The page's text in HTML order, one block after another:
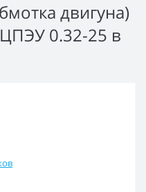
двигуна)
0.32-25 в